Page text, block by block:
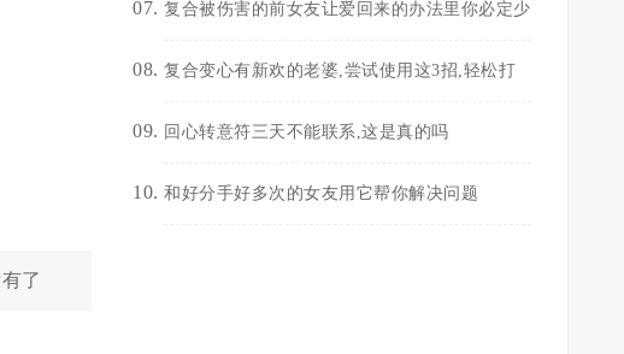
了
复合被伤害的前女友让爱回来的办法里你必定少
复合变心有新欢的老婆,尝试使用这3招,轻松打
回心转意符三天不能联系,这是真的吗
和好分手好多次的女友用它帮你解决问题